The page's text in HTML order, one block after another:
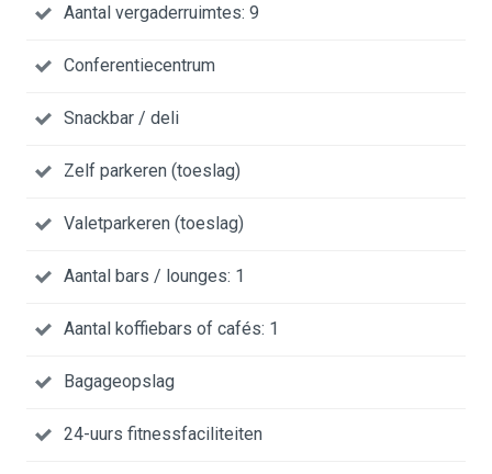
Aantal vergaderruimtes: 9
Conferentiecentrum
Snackbar / deli
Zelf parkeren (toeslag)
Valetparkeren (toeslag)
Aantal bars / lounges: 1
Aantal koffiebars of cafés: 1
Bagageopslag
24-uurs fitnessfaciliteiten